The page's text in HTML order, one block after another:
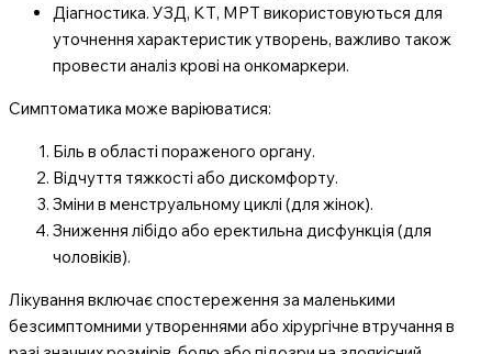
Діагностика. УЗД, КТ, МРТ використовуються для
уточнення характеристик утворень, важливо також
провести аналіз крові на онкомаркери.
Симптоматика може варіюватися:
Біль в області пораженого органу.
Відчуття тяжкості або дискомфорту.
Зміни в менструальному циклі (для жінок).
Зниження лібідо або еректильна дисфункція (для
чоловіків).
Лікування включає спостереження за маленькими
безсимптомними утвореннями або хірургічне втручання в